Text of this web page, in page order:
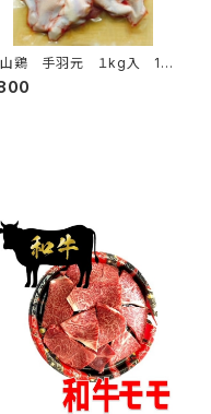
山鶏 手羽元 １kg入 1
約17本～19本入